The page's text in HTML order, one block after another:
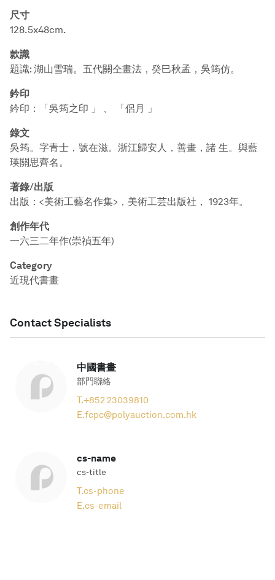
尺寸
128.5x48cm.
款識
題識: 湖山雪瑞。五代關仝畫法，癸巳秋孟，吳筠仿。
鈐印
鈐印：「吳筠之印 」 、 「侶月 」
錄文
吳筠。字青士，號在滋。浙江歸安人，善畫，諸 生。與藍
瑛關思齊名。
著錄/出版
出版：<美術工藝名作集>，美術工芸出版社， 1923年。
創作年代
一六三二年作(崇禎五年)
Category
近現代書畫
Contact Specialists
中國書畫
部門聯絡
T.+852 23039810
E.fcpc@polyauction.com.hk
cs-name
cs-title
T.cs-phone
E.cs-email